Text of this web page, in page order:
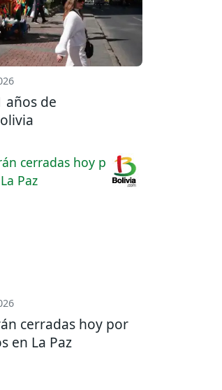
años de
cerradas hoy por
en La Paz